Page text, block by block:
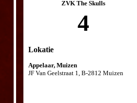
ZVK The Skulls
4
Lokatie
Appelaar, Muizen
JF Van Geelstraat 1, B-2812 Muizen